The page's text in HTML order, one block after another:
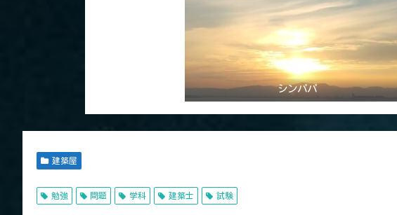
シンパパ
建築屋
勉強 問題 学科 建築士 試験